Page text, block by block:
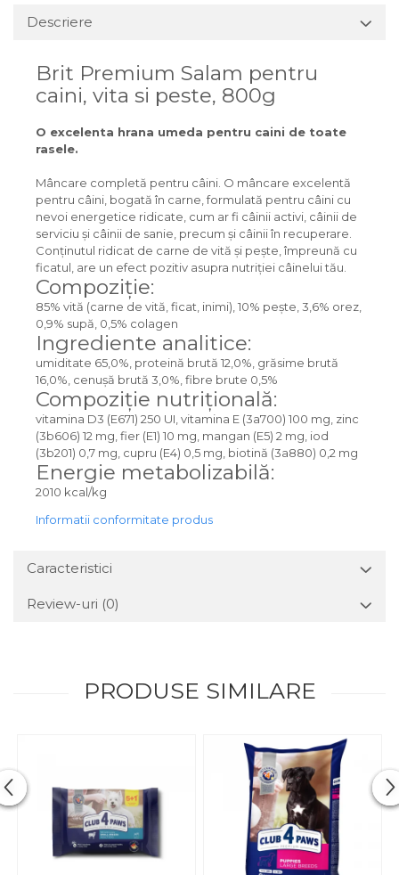
Descriere
Brit Premium Salam pentru
caini, vita si peste, 800g
O excelenta hrana umeda pentru caini de toate
rasele.
Mâncare completă pentru câini. O mâncare excelentă
pentru câini, bogată în carne, formulată pentru câini cu
nevoi energetice ridicate, cum ar fi câinii activi, câinii de
serviciu și câinii de sanie, precum și câinii în recuperare.
Conținutul ridicat de carne de vită și pește, împreună cu
ficatul, are un efect pozitiv asupra nutriției câinelui tău.
Compoziție:
85% vită (carne de vită, ficat, inimi), 10% pește, 3,6% orez,
0,9% supă, 0,5% colagen
Ingrediente analitice:
umiditate 65,0%, proteină brută 12,0%, grăsime brută
16,0%, cenușă brută 3,0%, fibre brute 0,5%
Compoziție nutrițională:
vitamina D3 (E671) 250 UI, vitamina E (3a700) 100 mg, zinc
(3b606) 12 mg, fier (E1) 10 mg, mangan (E5) 2 mg, iod
(3b201) 0,7 mg, cupru (E4) 0,5 mg, biotină (3a880) 0,2 mg
Energie metabolizabilă:
2010 kcal/kg
Informatii conformitate produs
Caracteristici
Review-uri (0)
PRODUSE SIMILARE